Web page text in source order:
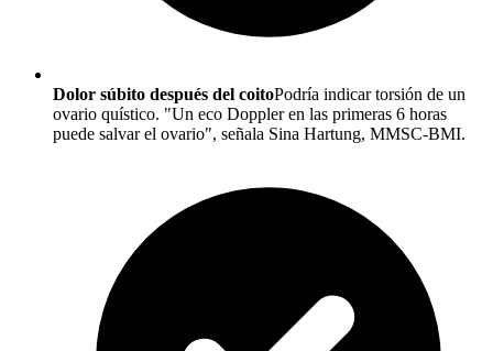
Dolor súbito después del coitoPodría indicar torsión de un
ovario quístico. "Un eco Doppler en las primeras 6 horas
puede salvar el ovario", señala Sina Hartung, MMSC-BMI.